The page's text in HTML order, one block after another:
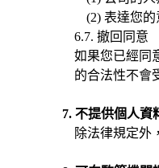
(2) 表達您的
6.7. 撤回同意
如果您已經同
的合法性不會
7. 不提供個人資
除法律規定外